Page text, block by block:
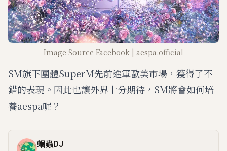
Image Source Facebook | aespa.official
SM旗下團體SuperM先前進軍歐美市場，獲得了不
錯的表現。因此也讓外界十分期待，SM將會如何培
養aespa呢？
蛔蟲DJ